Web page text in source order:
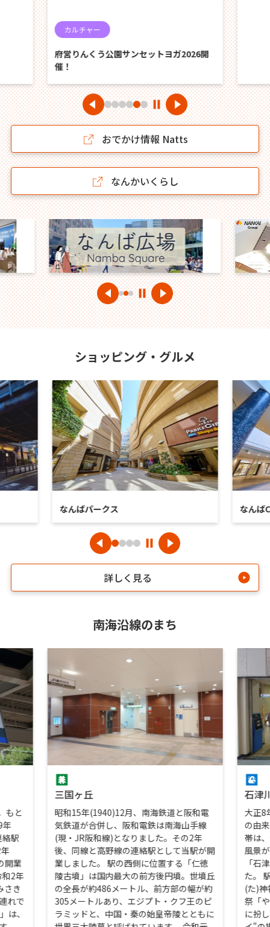
カルチャー
府営りんくう公園サンセットヨガ2026開
催！
おでかけ情報 Natts
なんかいくらし
ショッピング・グルメ
なんばパークス なんば
詳しく見る
南海沿線のまち
もと
年
駅
開業
和2年
さき
れで
は、
三国ヶ丘
昭和15年(1940)12月、南海鉄道と阪和電
気鉄道が合併し、阪和電鉄は南海山手線
(現・JR阪和線)となりました。その2年
後、同線と高野線の連絡駅として当駅が開
業しました。 駅の西側に位置する「仁徳
陵古墳」は国内最大の前方後円墳。世墳丘
の全長が約486メートル、前方部の幅が約
305メートルあり、エジプト・クフ王のピ
ラミッドと、中国・秦の始皇帝陵とともに
石津
大正8
の由
帯は
風景
「石
た。
(た)
祭「
に扮